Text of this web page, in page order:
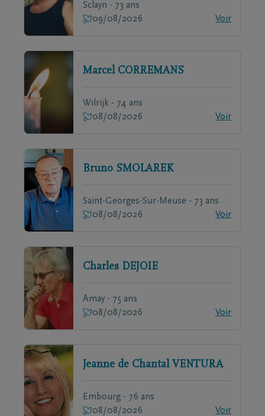
Sclayn - 73 ans
09/08/2026
Voir
Marcel CORREMANS
Wilrijk - 74 ans
08/08/2026
Voir
Bruno SMOLAREK
Saint-Georges-Sur-Meuse - 73 ans
08/08/2026
Voir
Charles DEJOIE
Amay - 75 ans
08/08/2026
Voir
Jeanne de Chantal VENTURA
Embourg - 76 ans
08/08/2026
Voir